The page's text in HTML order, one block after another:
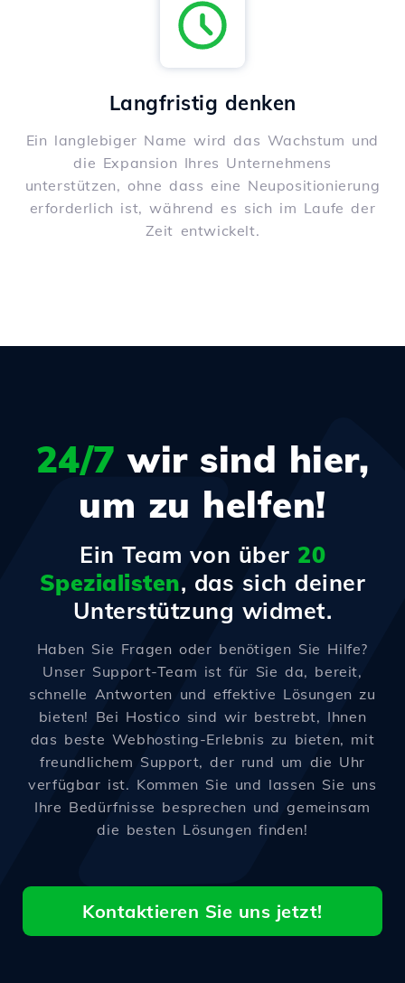
Langfristig denken
Ein langlebiger Name wird das Wachstum und
die Expansion Ihres Unternehmens
unterstützen, ohne dass eine Neupositionierung
erforderlich ist, während es sich im Laufe der
Zeit entwickelt.
24/7 wir sind hier,
um zu helfen!
Ein Team von über 20
Spezialisten, das sich deiner
Unterstützung widmet.
Haben Sie Fragen oder benötigen Sie Hilfe?
Unser Support-Team ist für Sie da, bereit,
schnelle Antworten und effektive Lösungen zu
bieten! Bei Hostico sind wir bestrebt, Ihnen
das beste Webhosting-Erlebnis zu bieten, mit
freundlichem Support, der rund um die Uhr
verfügbar ist. Kommen Sie und lassen Sie uns
Ihre Bedürfnisse besprechen und gemeinsam
die besten Lösungen finden!
Kontaktieren Sie uns jetzt!